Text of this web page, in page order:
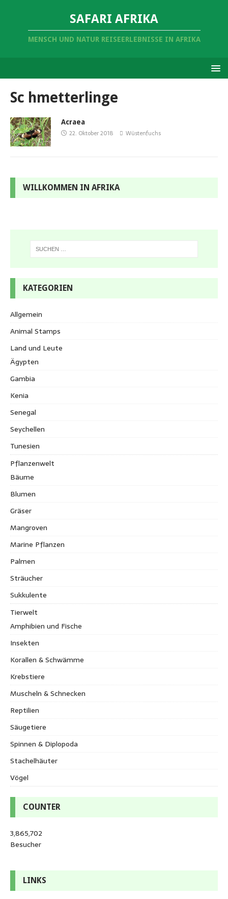
SAFARI AFRIKA
MENSCH UND NATUR REISEERLEBNISSE IN AFRIKA
Sc hmetterlinge
Acraea
22. Oktober 2018 Wüstenfuchs
WILLKOMMEN IN AFRIKA
KATEGORIEN
Allgemein
Animal Stamps
Land und Leute
Ägypten
Gambia
Kenia
Senegal
Seychellen
Tunesien
Pflanzenwelt
Bäume
Blumen
Gräser
Mangroven
Marine Pflanzen
Palmen
Sträucher
Sukkulente
Tierwelt
Amphibien und Fische
Insekten
Korallen & Schwämme
Krebstiere
Muscheln & Schnecken
Reptilien
Säugetiere
Spinnen & Diplopoda
Stachelhäuter
Vögel
COUNTER
3,865,702
Besucher
LINKS